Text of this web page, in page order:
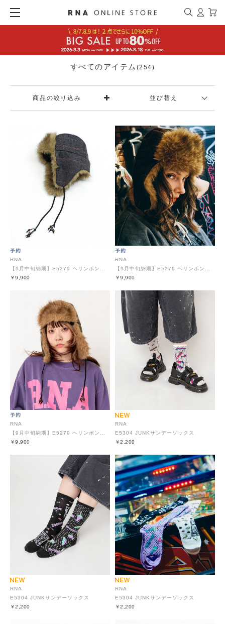
すべてのアイテム (254)
商品の絞り込み 並び替え
RNA
￥9,900
RNA
￥9,900
RNA
【9月中旬納期】E5279 ヘリンボンチェックフライトハット
￥9,900
RNA
E5304 JUNKサンデーソックス
￥2,200
RNA
E5304 JUNKサンデーソックス
￥2,200
RNA
E5304 JUNKサンデーソックス
￥2,200